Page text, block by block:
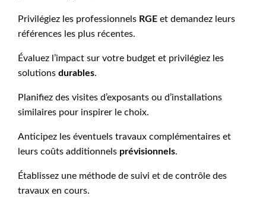
Privilégiez les professionnels RGE et demandez leurs
références les plus récentes.
Évaluez l’impact sur votre budget et privilégiez les
solutions durables.
Planifiez des visites d’exposants ou d’installations
similaires pour inspirer le choix.
Anticipez les éventuels travaux complémentaires et
leurs coûts additionnels prévisionnels.
Établissez une méthode de suivi et de contrôle des
travaux en cours.